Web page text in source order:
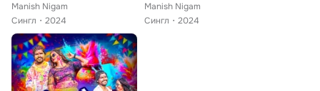
Manish Nigam
Сингл
2024
Manish Nigam
Сингл
2024